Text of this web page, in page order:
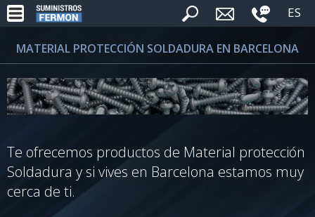
ES
MATERIAL PROTECCIÓN SOLDADURA EN BARCELONA
Te ofrecemos productos de Material protección
Soldadura y si vives en Barcelona estamos muy
cerca de ti.